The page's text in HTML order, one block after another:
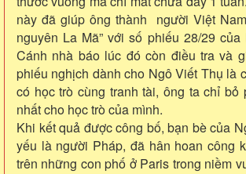
này đã giúp ông thành người Việt
nguyên La Mã” với số phiếu 28/29 của
Cánh nhà báo lúc đó còn điều tra và
phiếu nghịch dành cho Ngô Viết Thụ là
có học trò cùng tranh tài, ông ta chỉ bỏ
nhất cho học trò của mình.
Khi kết quả được công bố, bạn bè của
yếu là người Pháp, đã hân hoan công
trên những con phố ở Paris trong niềm